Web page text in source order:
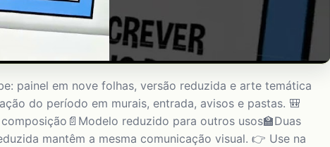
painel em nove folhas, versão reduzida e arte temática
do período em murais, entrada, avisos e pastas. 🎒
reduzido para outros usos🏫Duas
mantêm a mesma comunicação visual. 👉 Use na